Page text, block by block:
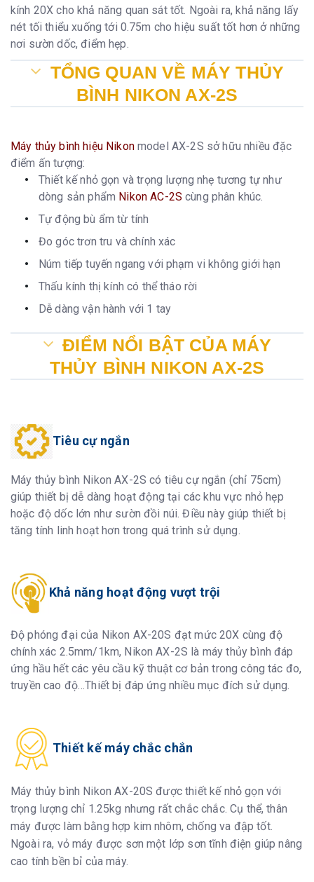
kính 20X cho khả năng quan sát tốt. Ngoài ra, khả năng lấy
nét tối thiểu xuống tới 0.75m cho hiệu suất tốt hơn ở những
nơi sườn dốc, điểm hẹp.
TỔNG QUAN VỀ MÁY THỦY
BÌNH NIKON AX-2S
Máy thủy bình hiệu Nikonmodel AX-2S sở hữu nhiều đặc
điểm ấn tượng:
Thiết kế nhỏ gọn và trọng lượng nhẹ tương tự như
dòng sản phẩm Nikon AC-2S cùng phân khúc.
Tự động bù ẩm từ tính
Đo góc trơn tru và chính xác
Núm tiếp tuyến ngang với phạm vi không giới hạn
Thấu kính thị kính có thể tháo rời
Dễ dàng vận hành với 1 tay
ĐIỂM NỔI BẬT CỦA MÁY
THỦY BÌNH NIKON AX-2S
Tiêu cự ngắn
Máy thủy bình Nikon AX-2S có tiêu cự ngắn (chỉ 75cm)
giúp thiết bị dễ dàng hoạt động tại các khu vực nhỏ hẹp
hoặc độ dốc lớn như sườn đồi núi. Điều này giúp thiết bị
tăng tính linh hoạt hơn trong quá trình sử dụng.
Khả năng hoạt động vượt trội
Độ phóng đại của Nikon AX-20S đạt mức 20X cùng độ
chính xác 2.5mm/1km, Nikon AX-2S là máy thủy bình đáp
ứng hầu hết các yêu cầu kỹ thuật cơ bản trong công tác đo,
truyền cao độ…Thiết bị đáp ứng nhiều mục đích sử dụng.
Thiết kế máy chắc chắn
Máy thủy bình Nikon AX-20S được thiết kế nhỏ gọn với
trọng lượng chỉ 1.25kg nhưng rất chắc chắc. Cụ thể, thân
máy được làm bằng hợp kim nhôm, chống va đập tốt.
Ngoài ra, vỏ máy được sơn một lớp sơn tĩnh điện giúp nâng
cao tính bền bỉ của máy.